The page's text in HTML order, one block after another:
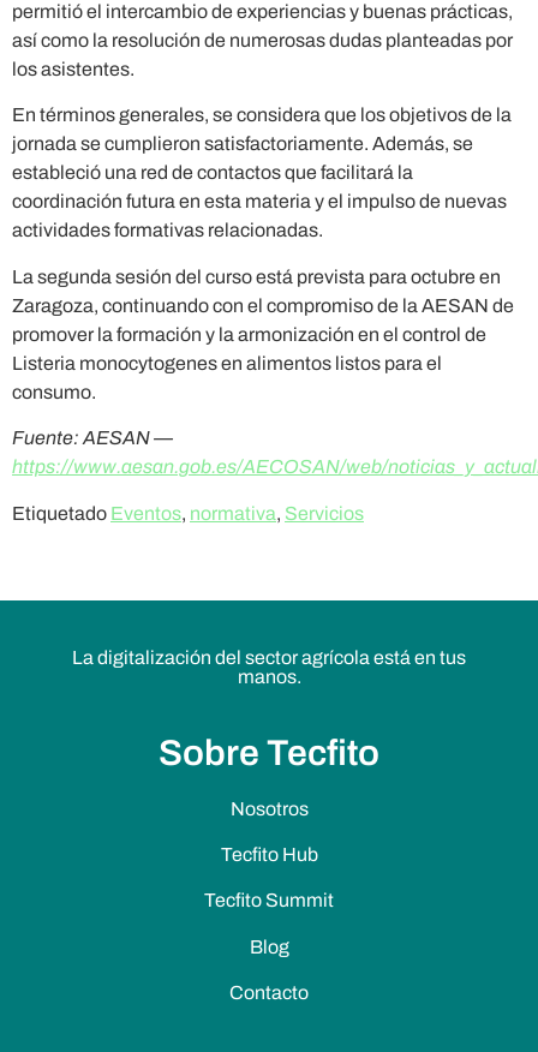
permitió el intercambio de experiencias y buenas prácticas,
así como la resolución de numerosas dudas planteadas por
los asistentes.
En términos generales, se considera que los objetivos de la
jornada se cumplieron satisfactoriamente. Además, se
estableció una red de contactos que facilitará la
coordinación futura en esta materia y el impulso de nuevas
actividades formativas relacionadas.
La segunda sesión del curso está prevista para octubre en
Zaragoza, continuando con el compromiso de la AESAN de
promover la formación y la armonización en el control de
Listeria monocytogenes en alimentos listos para el
consumo.
Fuente: AESAN —
https://www.aesan.gob.es/AECOSAN/web/
Etiquetado Eventos, normativa, Servicios
La digitalización del sector agrícola está en tus
manos.
Sobre Tecfito
Nosotros
Tecfito Hub
Tecfito Summit
Blog
Contacto